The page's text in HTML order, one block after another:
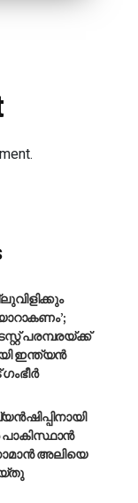
പരമ്പരയ്ക്ക്
ഇന്ത്യൻ
പാകിസ്ഥാൻ
അലിയെ